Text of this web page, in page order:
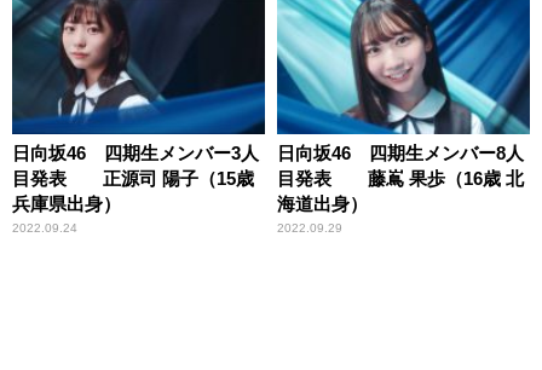
日向坂46 四期生メンバー3人
目発表 正源司 陽子（15歳
兵庫県出身）
2022.09.24
日向坂46 四期生メンバー8人
目発表 藤嶌 果歩（16歳 北
海道出身）
2022.09.29